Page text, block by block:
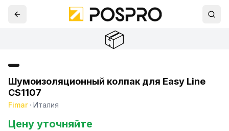
📦
Шумоизоляционный колпак для Easy Line
CS1107
Fimar· Италия
Цену уточняйте